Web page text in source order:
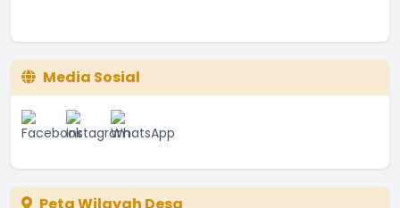
Media Sosial
Peta Wilayah Desa